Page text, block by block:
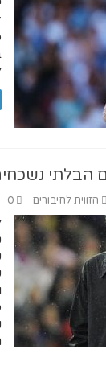
נשכחים
הזווית לחיבורים 0